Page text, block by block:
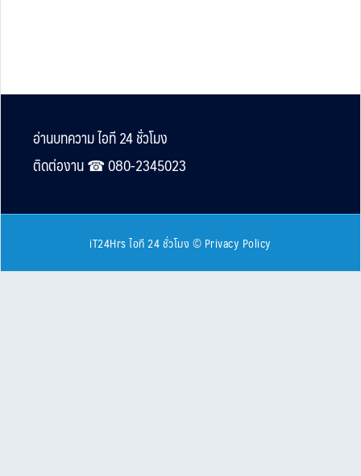
Footer
อ่านบทความ ไอที 24 ชั่วโมง
ติดต่องาน ☎︎ 080-2345023
iT24Hrs ไอที 24 ชั่วโมง © Privacy Policy